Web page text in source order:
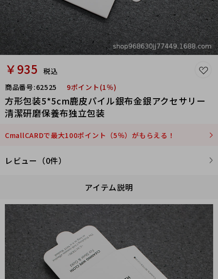
￥935
税込
商品番号:62525 9ポイント(1％)
方形包装5*5cm鹿皮パイル銀布金銀アクセサリー
清潔研磨保養布独立包装
CmallCARDで最大100ポイント（5％）がもらえる！
レビュー（0件）
アイテム説明